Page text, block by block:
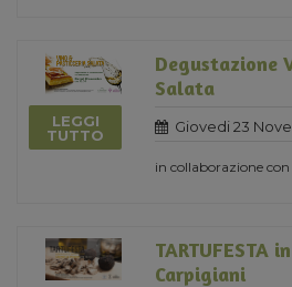
LEGGI
TUTTO
Degustazione
Salata
Giovedi 23
in collaborazione
TARTUFESTA
Carpigiani